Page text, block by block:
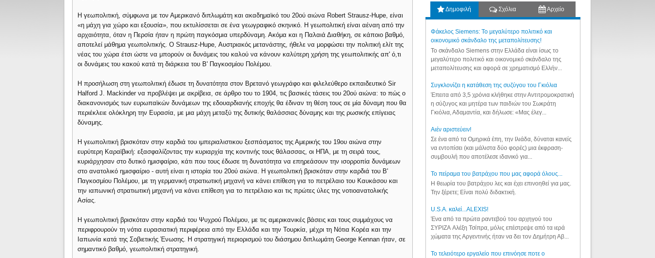
Η γεωπολιτική, σύμφωνα με τον Αμερικανό διπλωμάτη και ακαδημαϊκό του 20ού αιώνα Robert Strausz-Hupe, είναι
«η μάχη για χώρο και εξουσία», που εκτυλίσσεται σε ένα γεωγραφικό σκηνικό. Η γεωπολιτική είναι αέναη από την
αρχαιότητα, όταν η Περσία ήταν η πρώτη παγκόσμια υπερδύναμη. Ακόμα και η Παλαιά Διαθήκη, σε κάποιο βαθμό,
αποτελεί μάθημα γεωπολιτικής. Ο Strausz-Hupe, Αυστριακός μετανάστης, ήθελε να μορφώσει την πολιτική ελίτ της
νέας του χώρα έτσι ώστε να μπορούν οι δυνάμεις του καλού να κάνουν καλύτερη χρήση της γεωπολιτικής απ' ό,τι
οι δυνάμεις του κακού κατά τη διάρκεια του Β' Παγκοσμίου Πολέμου.
Η προσήλωση στη γεωπολιτική έδωσε τη δυνατότητα στον Βρετανό γεωγράφο και φιλελεύθερο εκπαιδευτικό Sir
Halford J. Mackinder να προβλέψει με ακρίβεια, σε άρθρο του το 1904, τις βασικές τάσεις του 20ού αιώνα: το πώς ο
διακανονισμός των ευρωπαϊκών δυνάμεων της εδουαρδιανής εποχής θα έδιναν τη θέση τους σε μία δύναμη που θα
περιέκλειε ολόκληρη την Ευρασία, με μια μάχη μεταξύ της δυτικής θαλάσσιας δύναμης και της ρωσικής επίγειας
δύναμης.
Η γεωπολιτική βρισκόταν στην καρδιά του ιμπεριαλιστικου ξεσπάσματος της Αμερικής του 19ου αιώνα στην
ευρύτερη Καραϊβική: εξασφαλίζοντας την κυριαρχία της κοντινής τους θάλασσας, οι ΗΠΑ, με τη σειρά τους,
κυριάρχησαν στο δυτικό ημισφαίριο, κάτι που τους έδωσε τη δυνατότητα να επηρεάσουν την ισορροπία δυνάμεων
στο ανατολικό ημισφαίριο - αυτή είναι η ιστορία του 20ού αιώνα. Η γεωπολιτική βρισκόταν στην καρδιά του Β'
Παγκοσμίου Πολέμου, με τη γερμανική στρατιωτική μηχανή να κάνει επίθεση για το πετρέλαιο του Καυκάσου και
την ιαπωνική στρατιωτική μηχανή να κάνει επίθεση για το πετρέλαιο και τις πρώτες ύλες της νοτιοανατολικής
Ασίας.
Η γεωπολιτική βρισκόταν στην καρδιά του Ψυχρού Πολέμου, με τις αμερικανικές βάσεις και τους συμμάχους να
περιφρουρούν τη νότια ευρασιατική περιφέρεια από την Ελλάδα και την Τουρκία, μέχρι τη Νότια Κορέα και την
Ιαπωνία κατά της Σοβιετικής Ένωσης. Η στρατηγική περιορισμού του διάσημου διπλωμάτη George Kennan ήταν, σε
σημαντικό βαθμό, γεωπολιτική στρατηγική.
Δημοφιλή Σχόλια Αρχείο
Φάκελος Siemens: Το μεγαλύτερο πολιτικό και
οικονομικό σκάνδαλο της μεταπολίτευσης!
Το σκάνδαλο Siemens στην Ελλάδα είναι ίσως το
μεγαλύτερο πολιτικό και οικονομικό σκάνδαλο της
μεταπολίτευσης και αφορά σε χρηματισμό Ελλήν...
Συγκλονίζει η κατάθεση της συζύγου του Γκιόλια
Έπειτα από 3,5 χρόνια κλήθηκε στην Αντιτρομοκρατική
η σύζυγος και μητέρα των παιδιών του Σωκράτη
Γκιόλια, Αδαμαντία, και δήλωσε: «Μας έλεγ...
Aιέν αριστεύειν!
Σε ένα από τα Ομηρικά έπη, την Ιλιάδα, δύναται κανείς
να εντοπίσει (και μάλιστα δύο φορές) μια έκφραση-
συμβουλή που αποτέλεσε ιδανικό για...
Το πείραμα του βατράχου που μας αφορά όλους...
Η θεωρία του βατράχου λες και έχει επινοηθεί για μας.
Την ξέρετε; Είναι πολύ διδακτική.
U.S.A. καλεί...ALEXIS!
Ένα από τα πρώτα ραντεβού του αρχηγού του
ΣΥΡΙΖΑ Αλέξη Τσίπρα, μόλις επέστρεψε από τα ιερά
χώματα της Αργεντινής ήταν να δει τον Δημήτρη Αβ...
Το τελειότερο εργαλείο που επινόησε ποτε ο